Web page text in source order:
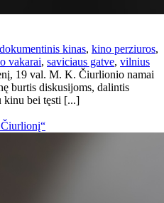
dokumentinis kinas, kino perziuros,
vakarai, saviciaus gatve, vilnius
19 val. M. K. Čiurlionio namai
burtis diskusijoms, dalintis
kinu bei tęsti [...]